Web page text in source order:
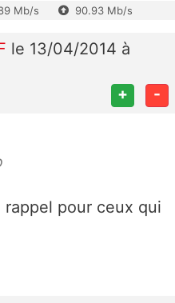
Mb/s 90.93 Mb/s
le 13/04/2014 à
+ -
pour ceux qui